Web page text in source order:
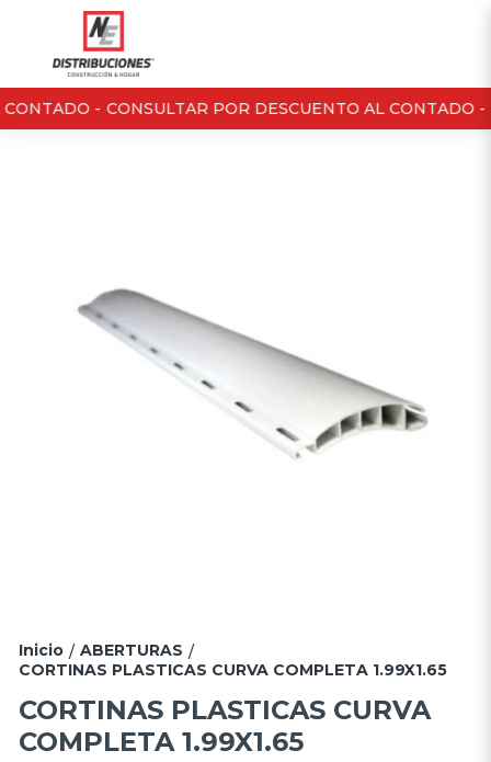
- CONSULTAR POR DESCUENTO AL CONTADO -
Inicio / ABERTURAS /
CORTINAS PLASTICAS CURVA COMPLETA 1.99X1.65
CORTINAS PLASTICAS CURVA
COMPLETA 1.99X1.65